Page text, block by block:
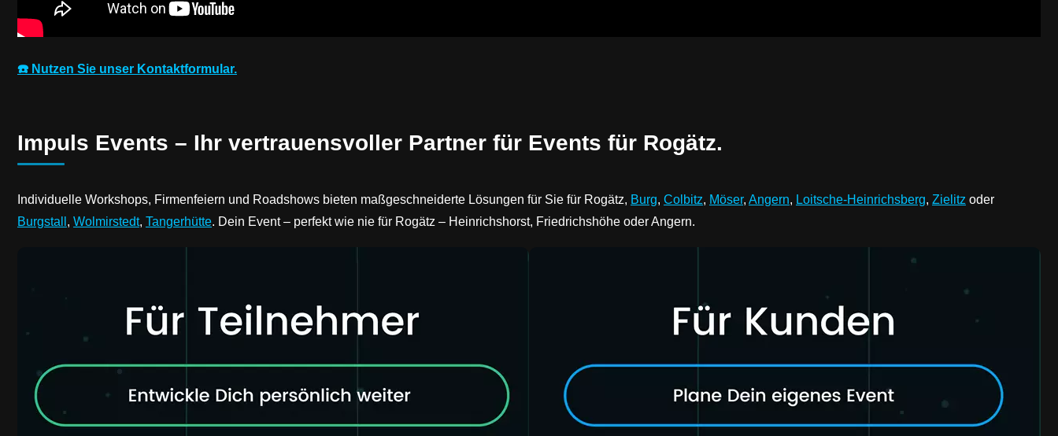
☎️ Nutzen Sie unser Kontaktformular.
Impuls Events – Ihr vertrauensvoller Partner für Events für Rogätz.
Individuelle Workshops, Firmenfeiern und Roadshows bieten maßgeschneiderte Lösungen für Sie für Rogätz, Burg, Colbitz, Möser, Angern, Loitsche-Heinrichsberg, Zielitz oder
Burgstall , Wolmirstedt, Tangerhütte. Dein Event – perfekt wie nie für Rogätz – Heinrichshorst, Friedrichshöhe oder Angern.